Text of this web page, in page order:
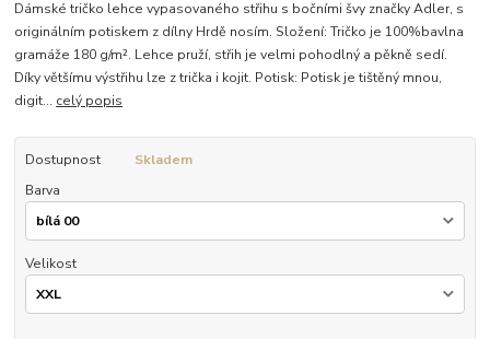
Dámské tričko lehce vypasovaného střihu s bočními švy značky Adler, s
originálním potiskem z dílny Hrdě nosím. Složení: Tričko je 100%bavlna
gramáže 180 g/m². Lehce pruží, střih je velmi pohodlný a pěkně sedí.
Díky většímu výstřihu lze z trička i kojit. Potisk: Potisk je tištěný mnou,
digit... celý popis
Dostupnost
Skladem
Barva
Velikost